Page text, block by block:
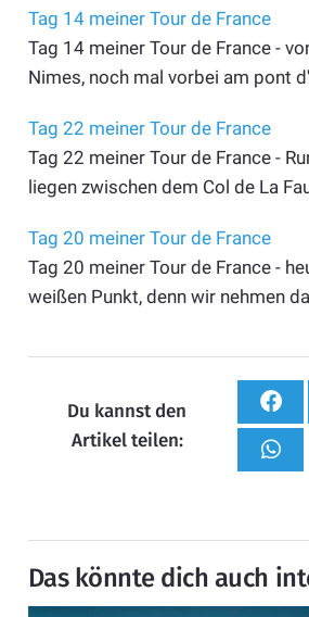
Tag 14 meiner Tour de France
Tag 14 meiner Tour de France -
Nimes, noch mal vorbei am pont
Tag 22 meiner Tour de France
Tag 22 meiner Tour de France -
liegen zwischen dem Col de La
Tag 20 meiner Tour de France
Tag 20 meiner Tour de France -
weißen Punkt, denn wir nehmen
Du kannst den
Artikel teilen:
Das könnte dich auch